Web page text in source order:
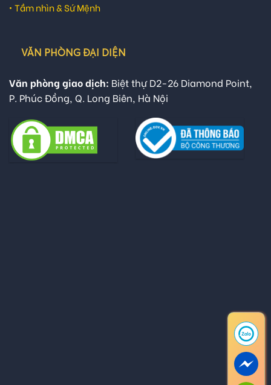
• Tầm nhìn & Sứ Mệnh
VĂN PHÒNG ĐẠI DIỆN
Văn phòng giao dịch: Biệt thự D2-26 Diamond Point,
P. Phúc Đồng, Q. Long Biên, Hà Nội